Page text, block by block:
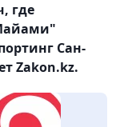
где
Сан-
Zakon.kz.